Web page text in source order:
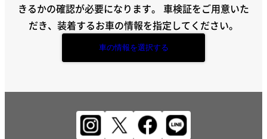
きるかの確認が必要になります。 車検証をご用意いた
だき、装着するお車の情報を指定してください。
車の情報を選択する